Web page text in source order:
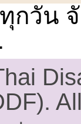
กวัน